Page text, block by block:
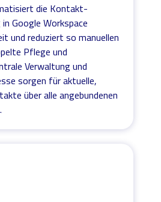
die Kontakt-
Google Workspace
und reduziert so manuellen
Pflege und
Verwaltung und
sorgen für aktuelle,
über alle angebundenen